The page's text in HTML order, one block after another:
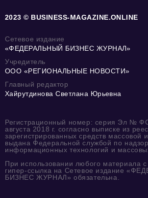
2023 © BUSINESS-MAGAZINE.ONLINE
Сетевое издание
«ФЕДЕРАЛЬНЫЙ БИЗНЕС ЖУРНАЛ»
Учредитель
ООО «РЕГИОНАЛЬНЫЕ НОВОСТИ»
Главный редактор
Хайрутдинова Светлана Юрьевна
Регистрационный номер: серия Эл №
августа 2018 г. согласно выписке из
зарегистрированных средств массовой
выдана Федеральной службой по
информационных технологий и
При использовании любого материала с
гипер-ссылка на Сетевое издание
БИЗНЕС ЖУРНАЛ» обязательна.